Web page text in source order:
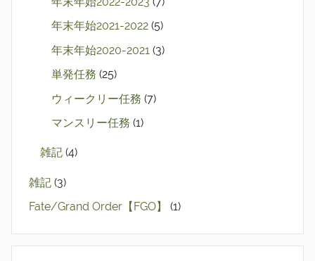
年末年始2021-2022 (5)
年末年始2020-2021 (3)
単発任務 (25)
ウィークリー任務 (7)
マンスリー任務 (1)
雑記 (4)
雑記 (3)
Fate/Grand Order【FGO】
(1)